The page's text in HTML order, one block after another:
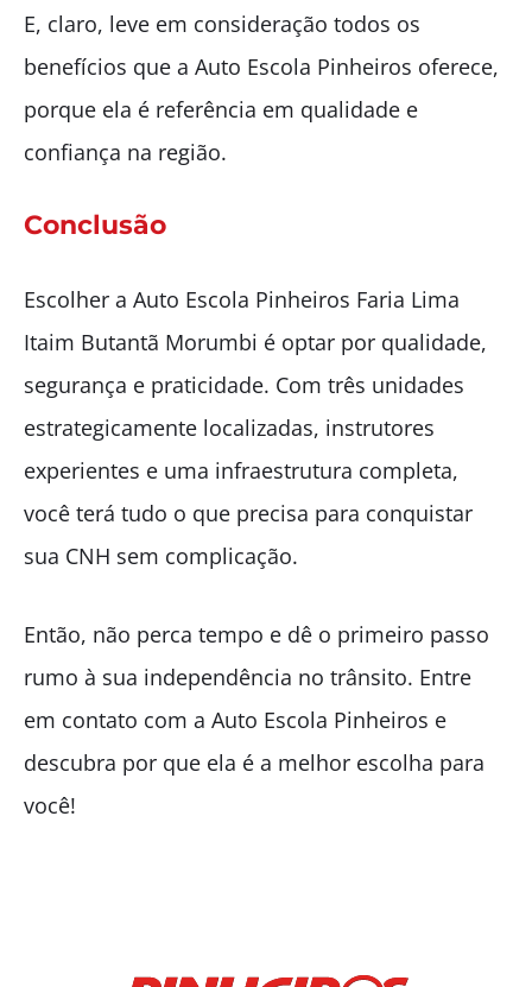
E, claro, leve em consideração todos os
benefícios que a Auto Escola Pinheiros oferece,
porque ela é referência em qualidade e
confiança na região.
Conclusão
Escolher a Auto Escola Pinheiros Faria Lima
Itaim Butantã Morumbi é optar por qualidade,
segurança e praticidade. Com três unidades
estrategicamente localizadas, instrutores
experientes e uma infraestrutura completa,
você terá tudo o que precisa para conquistar
sua CNH sem complicação.
Então, não perca tempo e dê o primeiro passo
rumo à sua independência no trânsito. Entre
em contato com a Auto Escola Pinheiros e
descubra por que ela é a melhor escolha para
você!